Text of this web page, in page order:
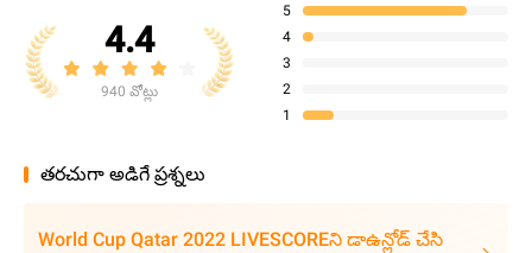
4.4
940 వోట్లు
5
4
3
2
1
తరచుగా అడిగే ప్రశ్నలు
World Cup Qatar 2022 LIVESCOREని డాఉన్లోడ్ చేసి